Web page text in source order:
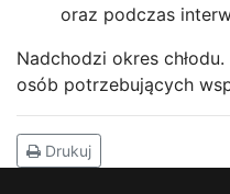
oraz podczas
Nadchodzi okres
osób potrzebujących
Drukuj